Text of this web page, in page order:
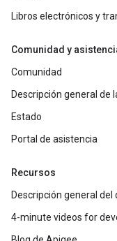
Libros electrónicos y
Comunidad y
Comunidad
Descripción general de
Estado
Portal de asistencia
Recursos
Descripción general
4-minute videos for